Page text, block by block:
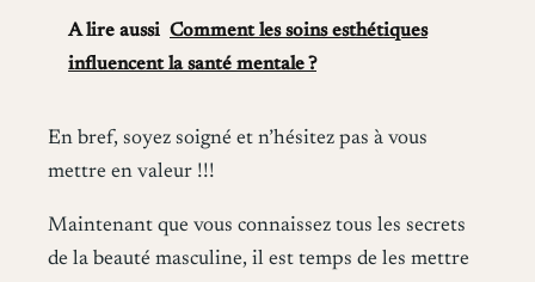
A lire aussi Comment les soins esthétiques
influencent la santé mentale ?
En bref, soyez soigné et n’hésitez pas à vous
mettre en valeur !!!
Maintenant que vous connaissez tous les secrets
de la beauté masculine, il est temps de les mettre